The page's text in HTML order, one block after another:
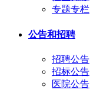
专题专栏
公告和招聘
招聘公告
招标公告
医院公告